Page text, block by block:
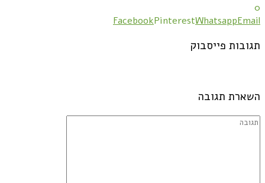
0
FacebookPinterestWhatsappEmail
תגובות פייסבוק
השארת תגובה